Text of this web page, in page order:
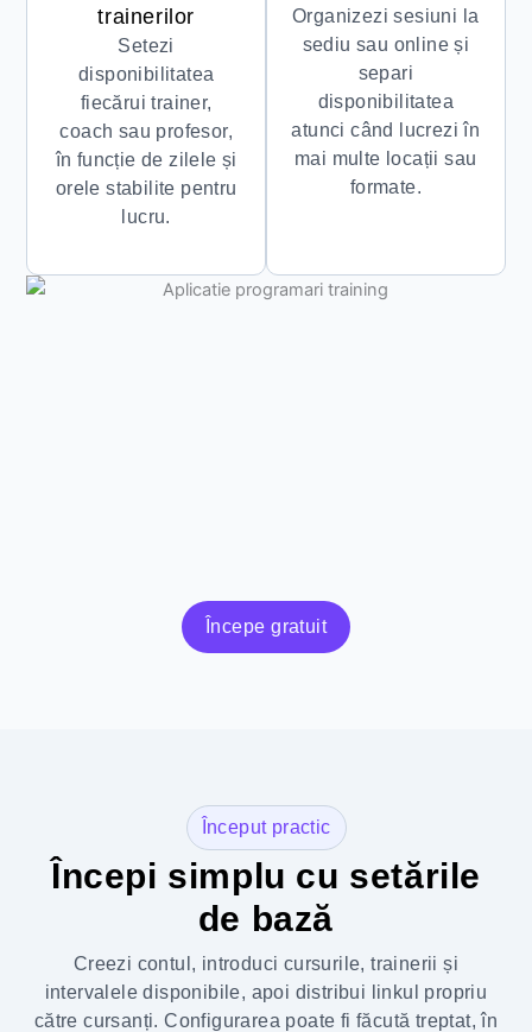
trainerilor
Setezi
disponibilitatea
fiecărui trainer,
coach sau profesor,
în funcție de zilele și
orele stabilite pentru
lucru.
Organizezi sesiuni la
sediu sau online și
separi
disponibilitatea
atunci când lucrezi în
mai multe locații sau
formate.
Începe gratuit
Început practic
Începi simplu cu setările
de bază
Creezi contul, introduci cursurile, trainerii și
intervalele disponibile, apoi distribui linkul propriu
către cursanți. Configurarea poate fi făcută treptat, în